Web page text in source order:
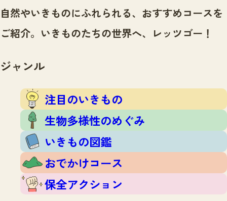
センター紹介TOP
サイトポリシー
ニュース
いきものガイド
注目のいきもの
生物多様性のめぐみ
いきもの図鑑
おでかけコース
保全アクション
イベント
いきもの調査隊
調査レポート
調査レポートTOP
調査結果
ふくおかいきものマップ
マッチング
マッチングTOP
掲載申し込みフォーム
お問合せ
自然やいきものにふれられる、おすすめコースを
ご紹介。いきものたちの世界へ、レッツゴー！
ジャンル
注目のいきもの
生物多様性のめぐみ
いきもの図鑑
おでかけコース
保全アクション